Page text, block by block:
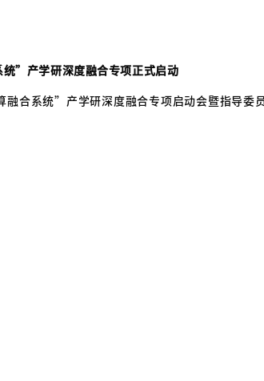
”产学研深度融合专项正式启动
合系统”产学研深度融合专项启动会暨指导委